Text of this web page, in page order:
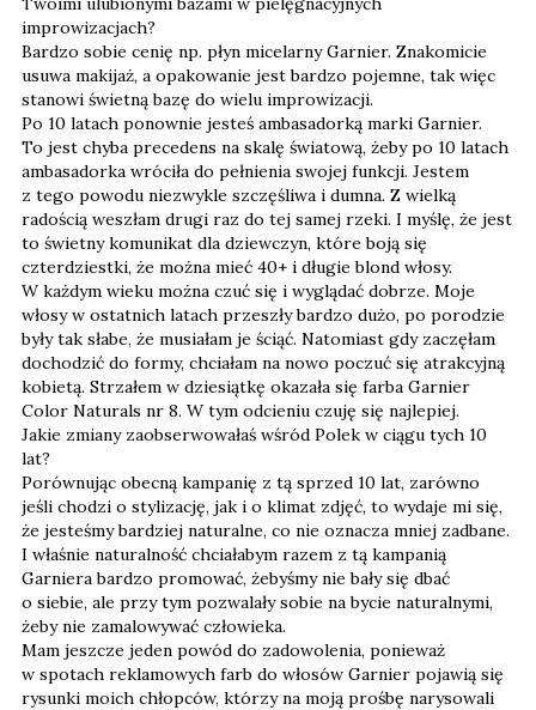
improwizacjach?
Bardzo sobie cenię np. płyn micelarny Garnier. Znakomicie
usuwa makijaż, a opakowanie jest bardzo pojemne, tak więc
stanowi świetną bazę do wielu improwizacji.
Po 10 latach ponownie jesteś ambasadorką marki Garnier.
To jest chyba precedens na skalę światową, żeby po 10 latach
ambasadorka wróciła do pełnienia swojej funkcji. Jestem
z tego powodu niezwykle szczęśliwa i dumna. Z wielką
radością weszłam drugi raz do tej samej rzeki. I myślę, że jest
to świetny komunikat dla dziewczyn, które boją się
czterdziestki, że można mieć 40+ i długie blond włosy.
W każdym wieku można czuć się i wyglądać dobrze. Moje
włosy w ostatnich latach przeszły bardzo dużo, po porodzie
były tak słabe, że musiałam je ściąć. Natomiast gdy zaczęłam
dochodzić do formy, chciałam na nowo poczuć się atrakcyjną
kobietą. Strzałem w dziesiątkę okazała się farba Garnier
Color Naturals nr 8. W tym odcieniu czuję się najlepiej.
Jakie zmiany zaobserwowałaś wśród Polek w ciągu tych 10
lat?
Porównując obecną kampanię z tą sprzed 10 lat, zarówno
jeśli chodzi o stylizację, jak i o klimat zdjęć, to wydaje mi się,
że jesteśmy bardziej naturalne, co nie oznacza mniej zadbane.
I właśnie naturalność chciałabym razem z tą kampanią
Garniera bardzo promować, żebyśmy nie bały się dbać
o siebie, ale przy tym pozwalały sobie na bycie naturalnymi,
żeby nie zamalowywać człowieka.
Mam jeszcze jeden powód do zadowolenia, ponieważ
w spotach reklamowych farb do włosów Garnier pojawią się
rysunki moich chłopców, którzy na moją prośbę narysowali